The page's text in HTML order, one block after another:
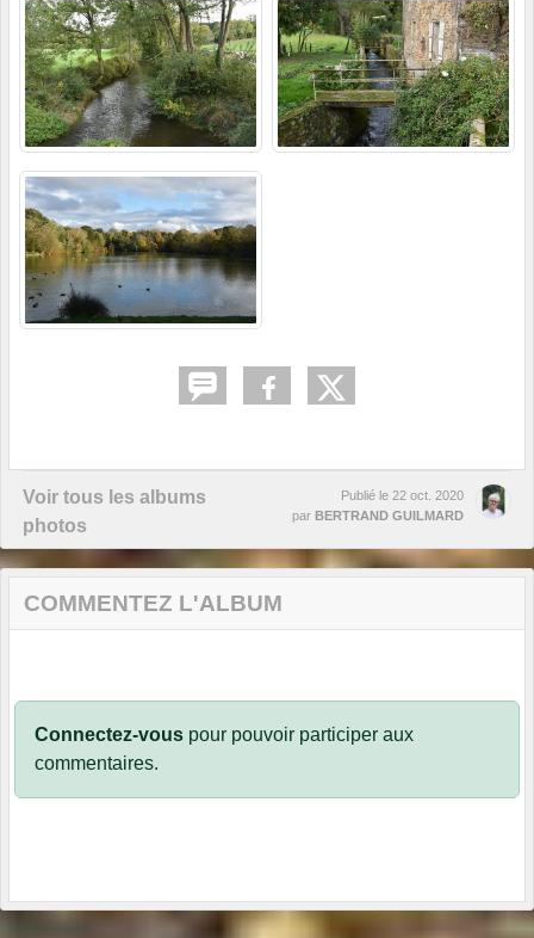
Voir tous les albums
photos
Publié le 22 oct. 2020
par BERTRAND GUILMARD
COMMENTEZ L'ALBUM
Connectez-vous pour pouvoir participer aux
commentaires.